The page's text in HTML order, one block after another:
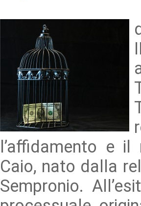
l’affidamento e
Caio, nato dalla
Sempronio.